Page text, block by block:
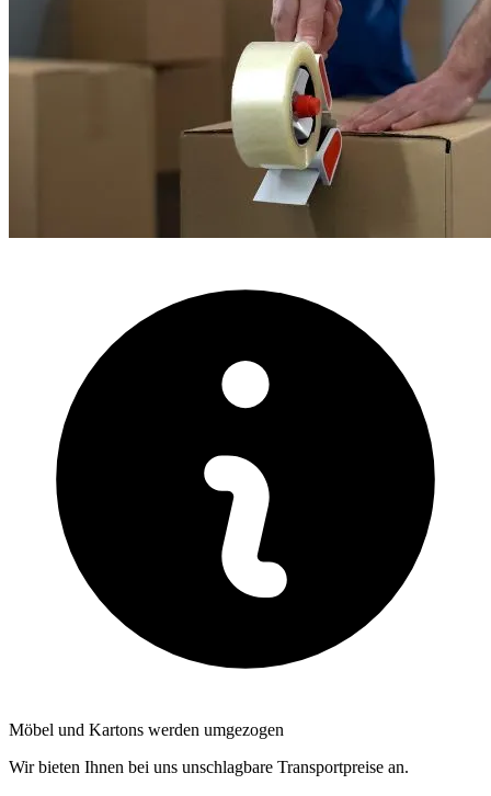
Möbel und Kartons werden umgezogen
Wir bieten Ihnen bei uns unschlagbare Transportpreise an.